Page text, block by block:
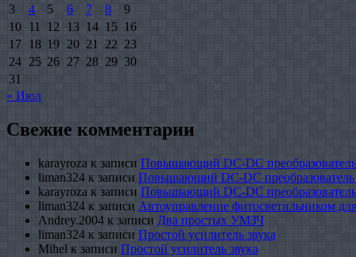
3
4 5 6 7 8
9
10
11 12 13 14 15 16
17
18 19 20 21 22 23
24 25 26 27 28 29 30
31
« Июл
Свежие комментарии
karayroza к записи Повышающий DC-DC
liman324 к записи Повышающий DC-DC
karayroza к записи Повышающий DC-DC
liman324 к записи Автоуправление фитосветильником
Andrey.2004 к записи Два простых УМЗЧ
liman324 к записи Простой усилитель звука
Mihel к записи Простой усилитель звука